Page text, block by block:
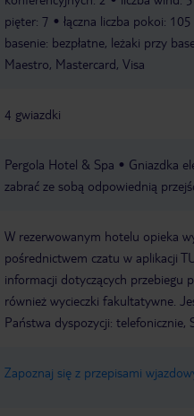
pięter: 7
łączna liczba pokoi: 105
basenie: bezpłatne, leżaki przy
Maestro, Mastercard, Visa
4 gwiazdki
Pergola Hotel & Spa
Gniazdka
zabrać ze sobą odpowiednią
W rezerwowanym hotelu opieka
pośrednictwem czatu w aplikacji
informacji dotyczących przebiegu
również wycieczki fakultatywne.
Państwa dyspozycji: telefonicznie,
Zapoznaj się z przepisami